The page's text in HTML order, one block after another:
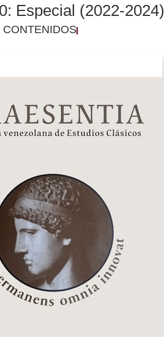
Especial (2022-2024)
CONTENIDOS